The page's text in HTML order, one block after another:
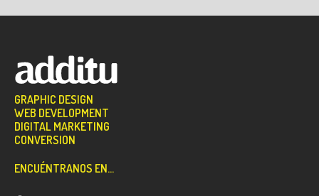
GRAPHIC DESIGN
WEB DEVELOPMENT
DIGITAL MARKETING
CONVERSION
ENCUÉNTRANOS EN...